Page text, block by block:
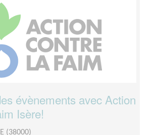
évènements avec Action
Isère!
(38000)